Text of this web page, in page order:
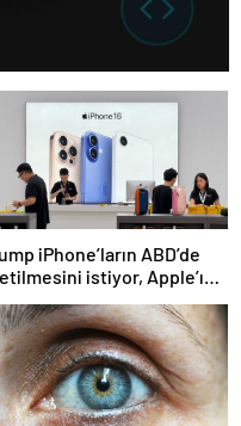
iPhone’ların ABD’de
istiyor, Apple’ın
Çin’i terk etmesi pek olası